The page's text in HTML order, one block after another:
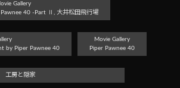
Gallery
40 -Part Ⅱ, 大井松田飛行場
by Piper Pawnee 40
Movie Gallery
Piper Pawnee 40
工房と隠家